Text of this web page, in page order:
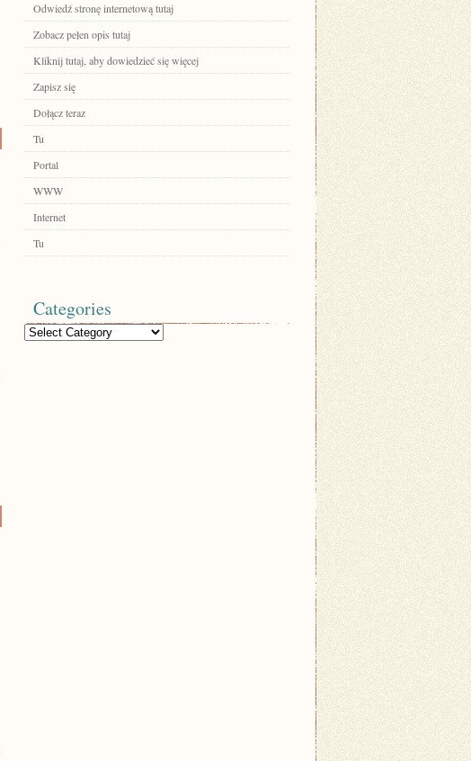
Odwiedź stronę internetową tutaj
Zobacz pełen opis tutaj
Kliknij tutaj, aby dowiedzieć się więcej
Zapisz się
Dołącz teraz
Tu
Portal
WWW
Internet
Tu
Categories
Categories